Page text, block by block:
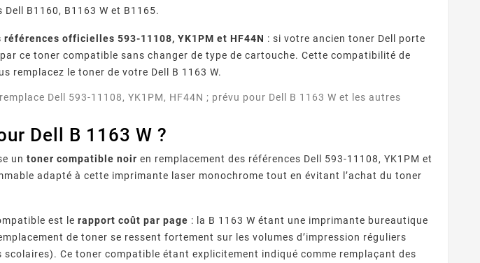
B1160, B1163 W et B1165.
références officielles 593-11108, YK1PM et HF44N : si votre ancien toner Dell porte
ce toner compatible sans changer de type de cartouche. Cette compatibilité de
remplacez le toner de votre Dell B 1163 W.
Dell 593-11108, YK1PM, HF44N ; prévu pour Dell B 1163 W et les autres
Dell B 1163 W ?
untoner compatible noir en remplacement des références Dell 593-11108, YK1PM et
adapté à cette imprimante laser monochrome tout en évitant l’achat du toner
est lerapport coût par page : la B 1163 W étant une imprimante bureautique
de toner se ressent fortement sur les volumes d’impression réguliers
Ce toner compatible étant explicitement indiqué comme remplaçant des